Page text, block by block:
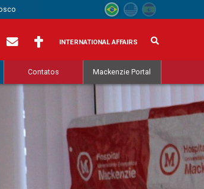
INTERNATIONAL AFFAIRS
Contatos Mackenzie Portal